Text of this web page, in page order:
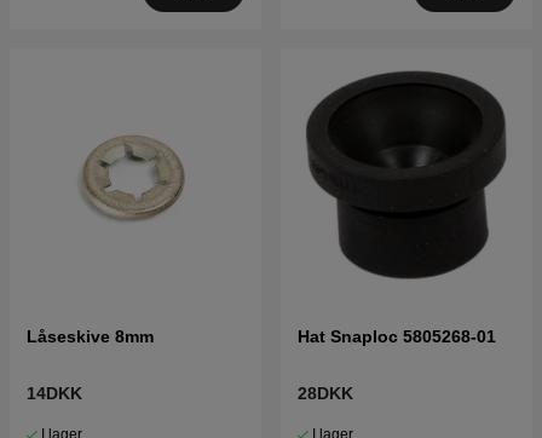
Låseskive 8mm
14DKK
Hat Snaploc 5805268-01
28DKK